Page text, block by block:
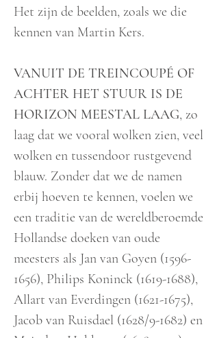
Het zijn de beelden, zoals we die
kennen van Martin Kers.
VANUIT DE TREINCOUPÉ OF
ACHTER HET STUUR IS DE
HORIZON MEESTAL LAAG, zo
laag dat we vooral wolken zien, veel
wolken en tussendoor rustgevend
blauw. Zonder dat we de namen
erbij hoeven te kennen, voelen we
een traditie van de wereldberoemde
Hollandse doeken van oude
meesters als Jan van Goyen (1596-
1656), Philips Koninck (1619-1688),
Allart van Everdingen (1621-1675),
Jacob van Ruisdael (1628/9-1682) en